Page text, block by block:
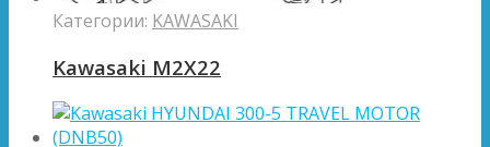
Категории: KAWASAKI
Kawasaki M2X22